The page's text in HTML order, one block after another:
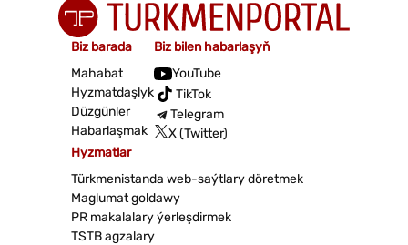
Biz barada
Mahabat
Hyzmatdaşlyk
Düzgünler
Habarlaşmak
Biz bilen habarlaşyň
YouTube
TikTok
Telegram
X (Twitter)
Hyzmatlar
Türkmenistanda web-saýtlary döretmek
Maglumat goldawy
PR makalalary ýerleşdirmek
TSTB agzalary